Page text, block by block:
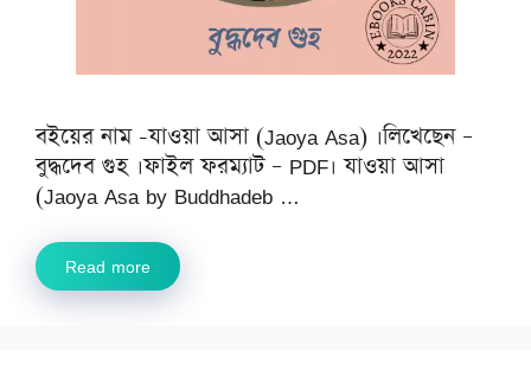
বইয়ের নাম -যাওয়া আসা (Jaoya Asa) ।লিখেছেন –
বুদ্ধদেব গুহ ।ফাইল ফরম্যাট – PDF। যাওয়া আসা
(Jaoya Asa by Buddhadeb …
Read more